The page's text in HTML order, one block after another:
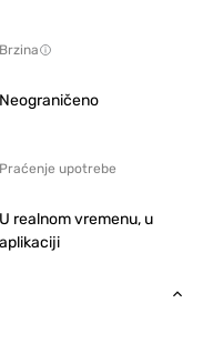
Brzina
Neograničeno
Praćenje upotrebe
U realnom vremenu, u
aplikaciji